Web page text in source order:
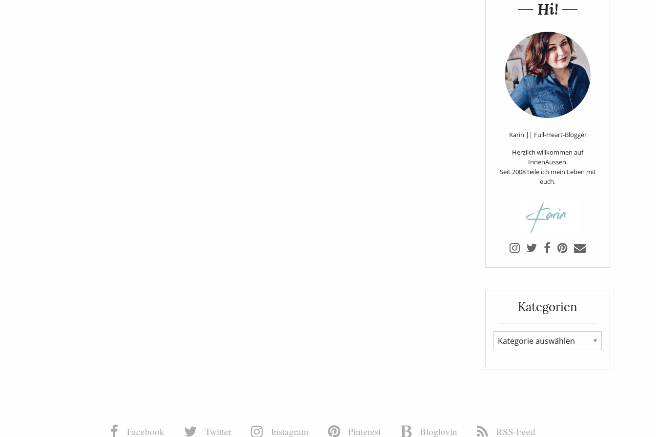
Hi!
Karin || Full-Heart-Blogger
Herzlich willkommen auf
InnenAussen.
Seit 2008 teile ich mein Leben mit
euch.
Kategorien
Facebook Twitter Instagram Pinterest Bloglovin RSS-Feed